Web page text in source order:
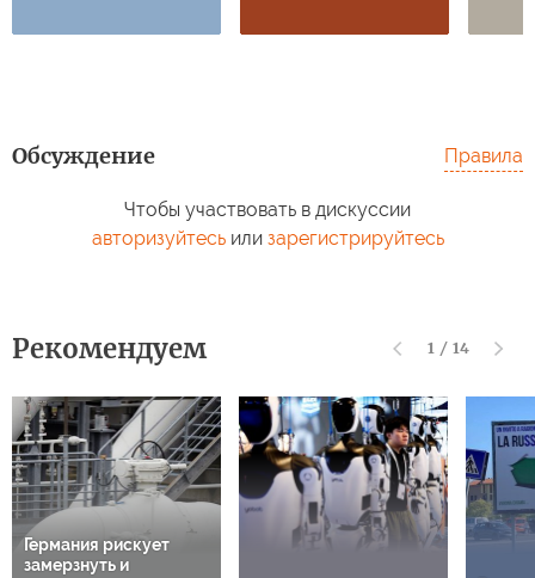
Обсуждение Правила
Чтобы участвовать в дискуссии
авторизуйтесьили зарегистрируйтесь
Рекомендуем 1 / 14
Германия рискует
замерзнуть и